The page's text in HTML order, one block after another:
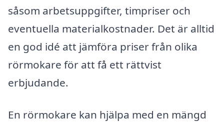
såsom arbetsuppgifter, timpriser och
eventuella materialkostnader. Det är alltid
en god idé att jämföra priser från olika
rörmokare för att få ett rättvist
erbjudande.
En rörmokare kan hjälpa med en mängd